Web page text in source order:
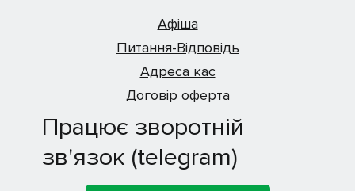
Афіша
Питання-Відповідь
Адреса кас
Договір оферта
Працює зворотній
зв'язок (telegram)